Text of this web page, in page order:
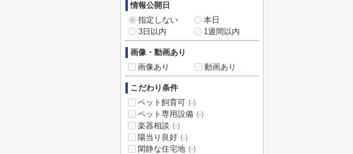
情報公開日
指定しない
本日
3日以内
1週間以内
画像・動画あり
画像あり
動画あり
こだわり条件
ペット飼育可 (-)
ペット専用設備 (-)
楽器相談 (-)
陽当り良好 (-)
閑静な住宅地 (-)